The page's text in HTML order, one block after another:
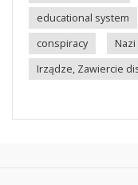
educational system
conspiracy
Irządze, Zawiercie